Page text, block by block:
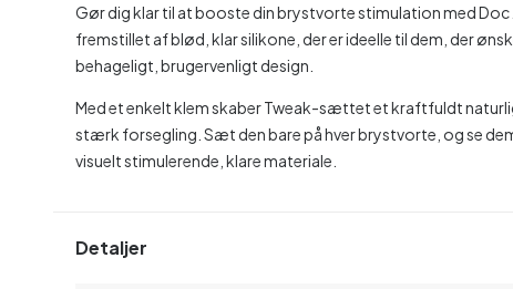
Gør dig klar til at booste din brystvorte stimulation med Doc
fremstillet af blød, klar silikone, der er ideelle til dem, der
behageligt, brugervenligt design.
Med et enkelt klem skaber Tweak-sættet et kraftfuldt
stærk forsegling. Sæt den bare på hver brystvorte, og se
visuelt stimulerende, klare materiale.
Detaljer